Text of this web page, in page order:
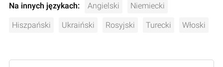
Na innych językach: Angielski Niemiecki
Hiszpański Ukraiński Rosyjski Turecki Włoski